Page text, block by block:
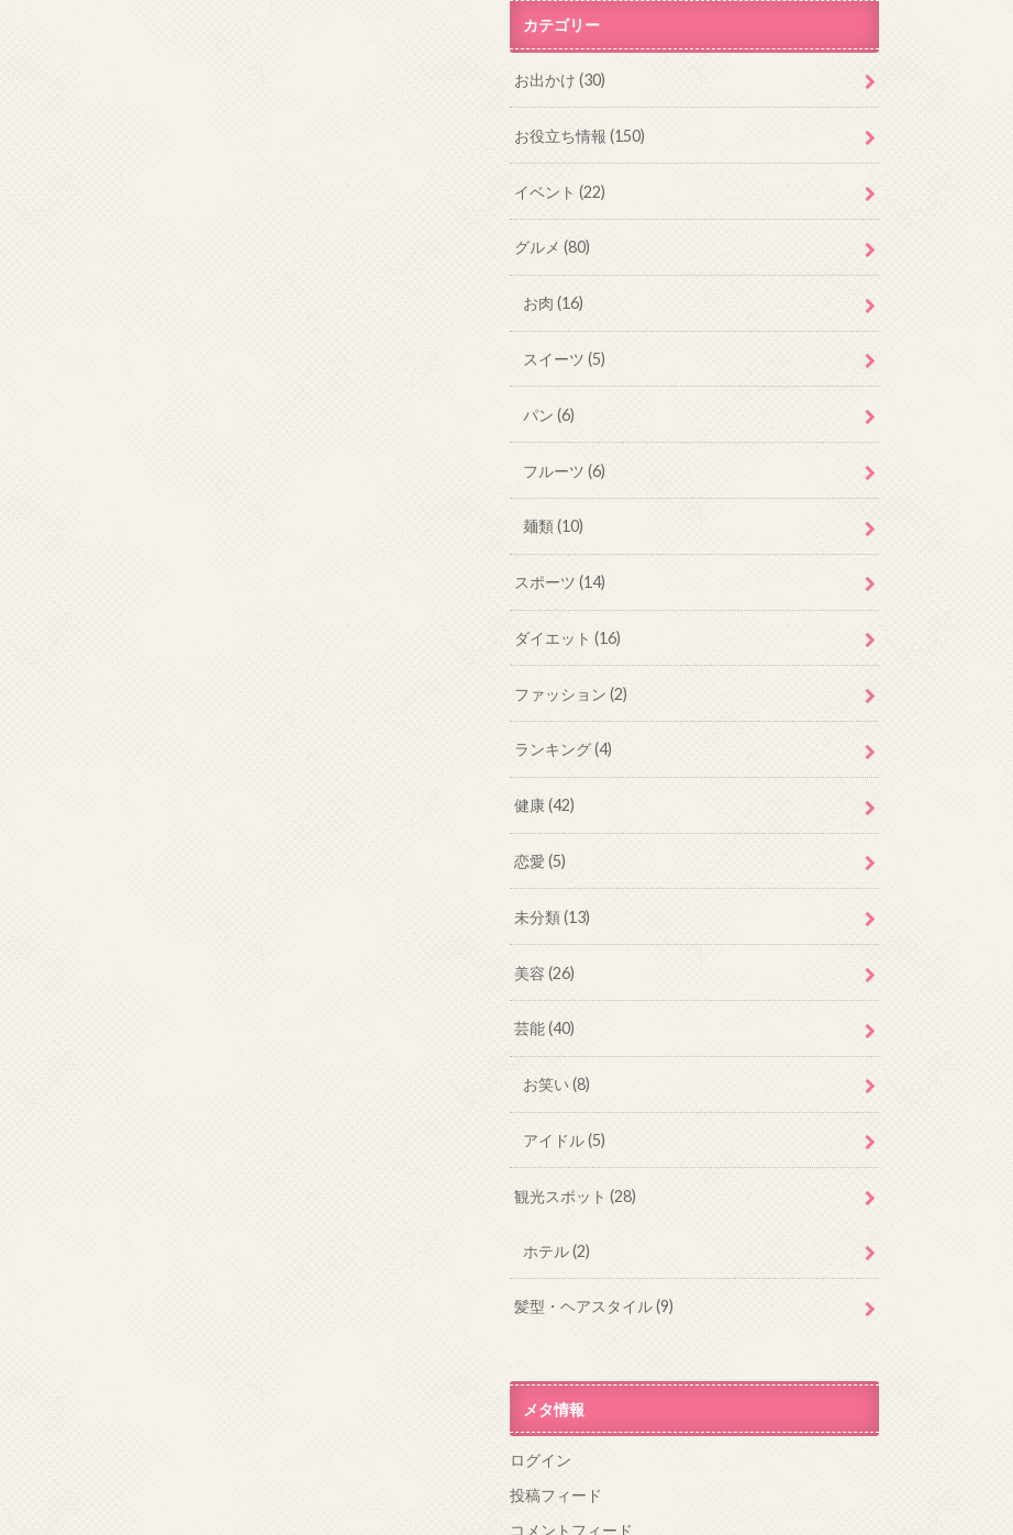
カテゴリー
お出かけ(30)
お役立ち情報(150)
イベント(22)
グルメ(80)
お肉 (16)
スイーツ (5)
パン (6)
フルーツ (6)
麺類(10)
スポーツ(14)
ダイエット(16)
ファッション(2)
ランキング(4)
健康(42)
恋愛(5)
未分類(13)
美容(26)
芸能(40)
お笑い (8)
アイドル(5)
観光スポット(28)
ホテル(2)
髪型・ヘアスタイル(9)
メタ情報
ログイン
投稿フィード
コメントフィード